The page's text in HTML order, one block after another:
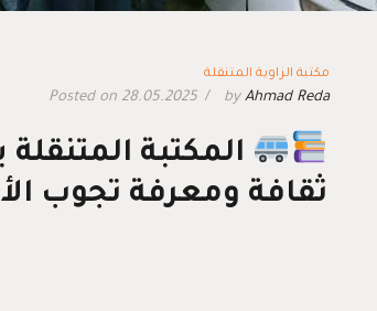
مكتبة الزاوية المتنقلة
Posted on 28.05.2025 by Ahmad Reda
المكتبة المتنقلة
ثقافة ومعرفة تجوب